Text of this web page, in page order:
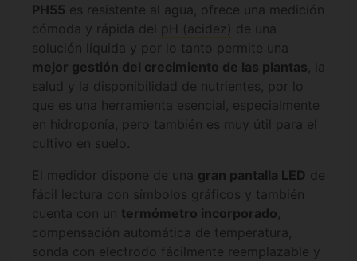
PH55 es resistente al agua, ofrece una medición
cómoda y rápida del pH (acidez) de una
solución líquida y por lo tanto permite una
mejor gestión del crecimiento de las plantas, la
salud y la disponibilidad de nutrientes, por lo
que es una herramienta esencial, especialmente
en hidroponía, pero también es muy útil para el
cultivo en suelo.
El medidor dispone de una gran pantalla LED de
fácil lectura con símbolos gráficos y también
cuenta con un termómetro incorporado,
compensación automática de temperatura,
sonda con electrodo fácilmente reemplazable y